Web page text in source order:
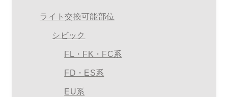
ライト交換可能部位
シビック
FL・FK・FC系
FD・ ES系
EU系